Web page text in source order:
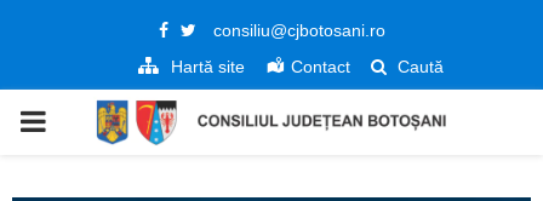
Facebook
Twitter
consiliu@cjbotosani.ro
Hartă site
Contact Caută
PRIMARY